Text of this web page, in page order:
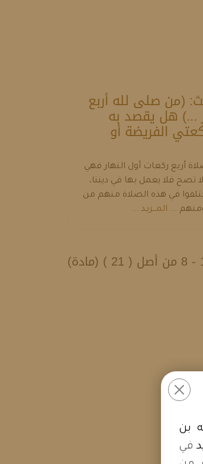
(من صلى لله أربع
...) هل يقصد به
الفريضة أو
أربع ركعات أول النهار فهي
تصح فلا يعمل بها في ديننا،
في هذه الصلاة منهم من
... المـــزيـد ...
(مادة)
بن
في